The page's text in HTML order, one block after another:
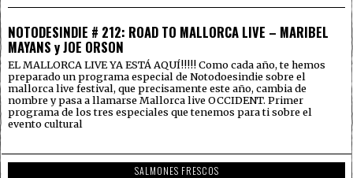
NOTODESINDIE # 212: ROAD TO MALLORCA LIVE – MARIBEL
MAYANS y JOE ORSON
EL MALLORCA LIVE YA ESTÁ AQUÍ!!!!! Como cada año, te hemos
preparado un programa especial de Notodoesindie sobre el
mallorca live festival, que precisamente este año, cambia de
nombre y pasa a llamarse Mallorca live OCCIDENT. Primer
programa de los tres especiales que tenemos para ti sobre el
evento cultural
SALMONES FRESCOS